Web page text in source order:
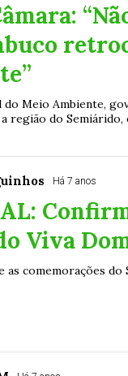
do Meio Ambiente,
região do
Há 7 anos
Viva
as comemorações